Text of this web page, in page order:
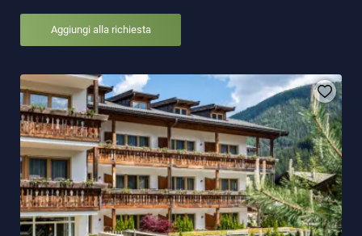
Aggiungi alla richiesta